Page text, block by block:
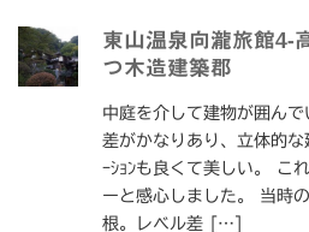
東山温泉向瀧旅館4-
つ木造建築郡
中庭を介して建物が囲ん
差がかなりあり、立体的な
ｰｼｮﾝも良くて美しい。 こ
ーと感心しました。 当時
根。レベル差 […]